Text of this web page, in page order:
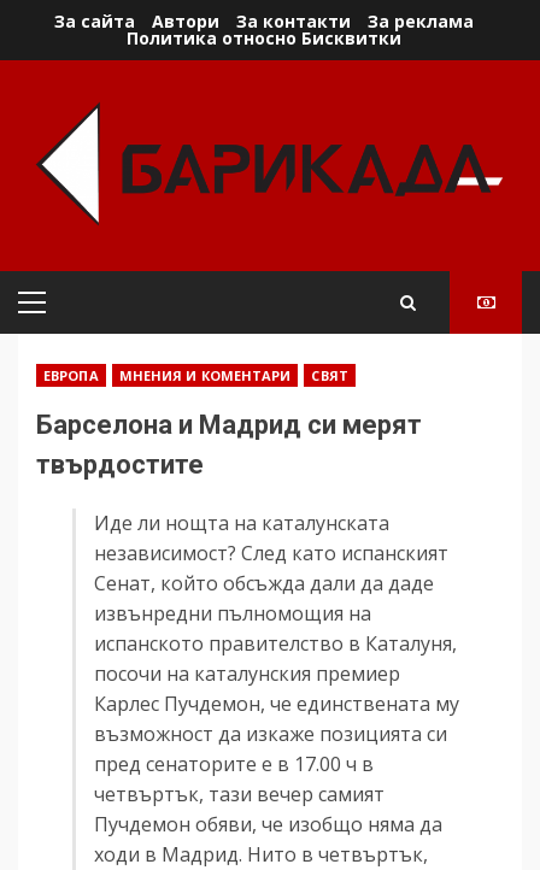
За сайта Автори За контакти За реклама
Политика относно Бисквитки
Primary
ЕВРОПА МНЕНИЯ И КОМЕНТАРИ СВЯТ
Барселона и Мадрид си мерят
твърдостите
Иде ли нощта на каталунската
независимост? След като испанският
Сенат, който обсъжда дали да даде
извънредни пълномощия на
испанското правителство в Каталуня,
посочи на каталунския премиер
Карлес Пучдемон, че единствената му
възможност да изкаже позицията си
пред сенаторите е в 17.00 ч в
четвъртък, тази вечер самият
Пучдемон обяви, че изобщо няма да
ходи в Мадрид. Нито в четвъртък,